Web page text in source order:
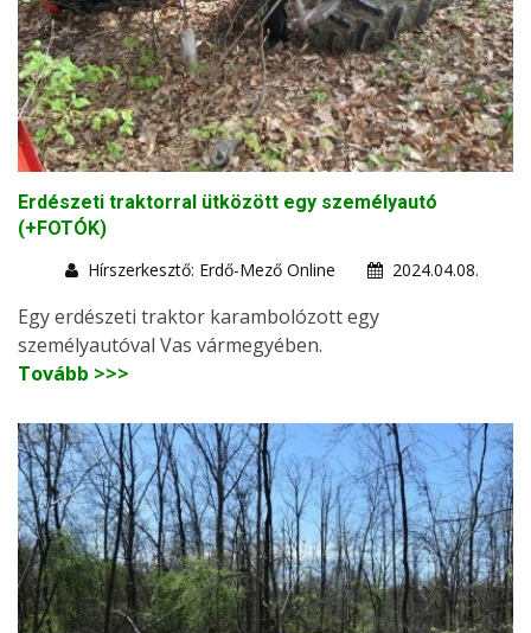
Erdészeti traktorral ütközött egy személyautó
(+FOTÓK)
Hírszerkesztő: Erdő-Mező Online
2024.04.08.
Egy erdészeti traktor karambolózott egy
személyautóval Vas vármegyében.
Tovább >>>